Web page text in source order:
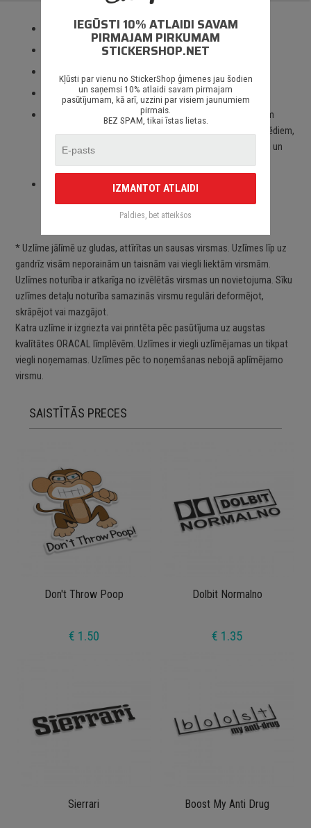
Izmantotas tikai augstas kvalitātes ORACAL līmplēves;
100% mitrumizturība;
Spēcīgs līmes slānis;
Paredzēts priekš auto stikliem, virsbūves daļām, krāsotām
virsmām, portatīvajiem/stacionārajiem datoriem, velosipēdiem,
motocikliem un motorolleriem, kā arī visām citām gludām un
Piegāde Latvijā un citviet pasaulē bez jebkādiem
ierobežojumiem.
* Uzlīme jālīmē uz gludas, attīrītas un sausas virsmas. Uzlīmes līp uz
gandrīz visām neporainām un taisnām vai viegli liektām virsmām.
Uzlīmes noturība ir atkarīga no izvēlētās virsmas un novietojuma. Sīku
uzlīmes detaļu noturība samazinās virsmu regulāri deformējot,
skrāpējot vai mazgājot.
Katra uzlīme ir izgriezta vai printēta pēc pasūtījuma uz augstas
kvalītātes ORACAL līmplēvēm. Uzlīmes ir viegli uzlīmējamas un tikpat
viegli noņemamas. Uzlīmes pēc to noņemšanas nebojā aplīmējamo
virsmu.
SAISTĪTĀS PRECES
Don't Throw Poop
€ 1.50
Dolbit Normalno
€ 1.35
Sierrari Boost My Anti Drug
IEGŪSTI 10% ATLAIDI SAVAM
PIRMAJAM PIRKUMAM
STICKERSHOP.NET
Kļūsti par vienu no StickerShop ģimenes jau šodien
un saņemsi 10% atlaidi savam pirmajam
pasūtījumam, kā arī, uzzini par visiem jaunumiem
pirmais.
BEZ SPAM, tikai īstas lietas.
IZMANTOT ATLAIDI
Paldies, bet atteikšos